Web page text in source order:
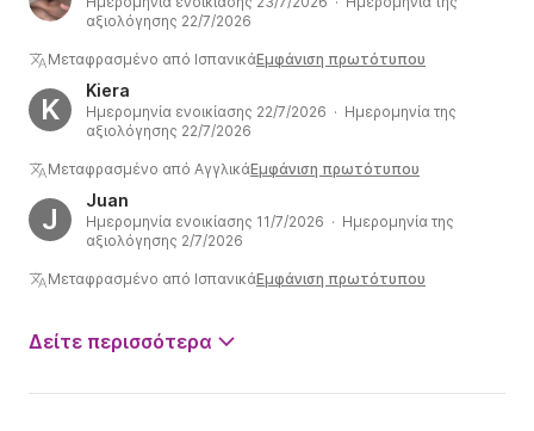
αξιολόγησης 22/7/2026
Μεταφρασμένο από ΙσπανικάΕμφάνιση πρωτότυπου
K
Kiera
Ημερομηνία ενοικίασης 22/7/2026 · Ημερομηνία της
αξιολόγησης 22/7/2026
Μεταφρασμένο από ΑγγλικάΕμφάνιση πρωτότυπου
J
Juan
Ημερομηνία ενοικίασης 11/7/2026 · Ημερομηνία της
αξιολόγησης 2/7/2026
Μεταφρασμένο από ΙσπανικάΕμφάνιση πρωτότυπου
Δείτε περισσότερα